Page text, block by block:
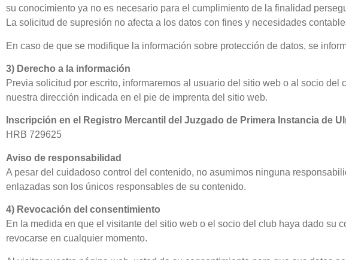
su conocimiento ya no es necesario para el cumplimiento de la finalidad
La solicitud de supresión no afecta a los datos con fines y necesidades
En caso de que se modifique la información sobre protección de datos, se
3) Derecho a la información
Previa solicitud por escrito, informaremos al usuario del sitio web o al socio
nuestra dirección indicada en el pie de imprenta del sitio web.
Inscripción en el Registro Mercantil del Juzgado de Primera Instancia de
HRB 729625
Aviso de responsabilidad
A pesar del cuidadoso control del contenido, no asumimos ninguna
enlazadas son los únicos responsables de su contenido.
4) Revocación del consentimiento
En la medida en que el visitante del sitio web o el socio del club haya dado su
revocarse en cualquier momento.